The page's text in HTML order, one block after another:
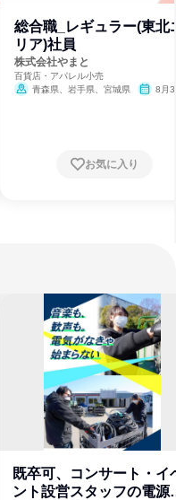
総合職_レギュラー(東北
リア)社員
株式会社やまと
百貨店・アパレル小売
青森県、岩手県、宮城県
8月
お気に入り
既卒可、コンサート・イ
ント設営スタッフの電源